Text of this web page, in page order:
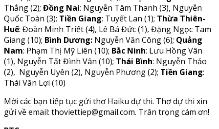
Thắng (2); Đồng Nai: Nguyễn Tâm Thanh (3), Nguyễn
Quốc Toàn (3); Tiền Giang: Tuyết Lan (1); Thừa Thiên-
Huế: Đoàn Minh Triết (4), Lê Bá Đức (1), Đặng Ngọc Tam
Giang (10); Bình Dương: Nguyễn Văn Công (6); Quảng
Nam: Phạm Thị Mỹ Liên (10); Bắc Ninh: Lưu Hồng Vân
(1), Nguyễn Tất Đình Vân (10); Thái Bình: Nguyễn Thảo
(2), Nguyễn Uyên (2), Nguyễn Phương (2); Tiền Giang:
Thái Văn Lợi (10)
Mời các bạn tiếp tục gửi thơ Haiku dự thi. Thơ dự thi xin
gửi về email: thoviettiep@gmail.com. Trân trọng cám ơn!